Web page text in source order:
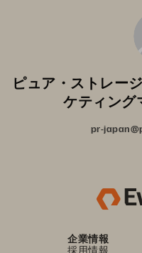
ピュア・ストレー
ケティング
pr-
企業情報
採用情報